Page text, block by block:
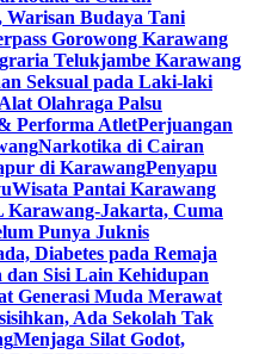
Budaya Tani
Gorowong Karawang
Telukjambe Karawang
Seksual pada Laki-laki
Olahraga Palsu
Performa AtletPerjuangan
Narkotika di Cairan
di KarawangPenyapu
Wisata Pantai Karawang
Karawang-Jakarta, Cuma
Punya Juknis
Diabetes pada Remaja
dan Sisi Lain Kehidupan
Generasi Muda Merawat
Ada Sekolah Tak
Menjaga Silat Godot,